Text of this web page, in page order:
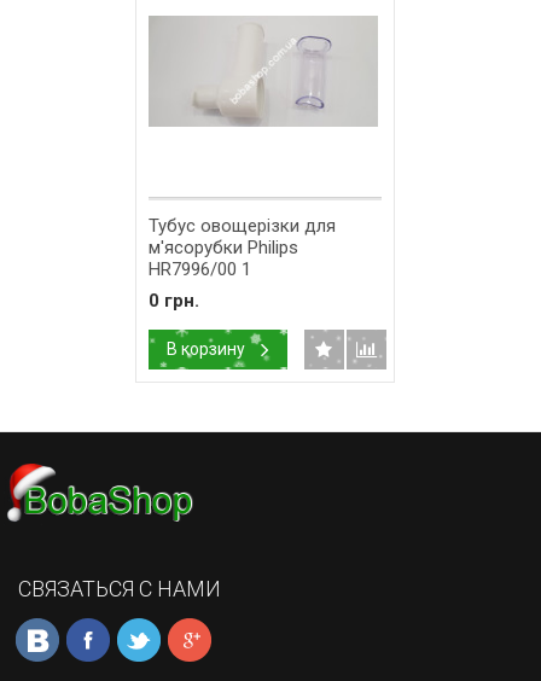
Тубус овощерізки для
м'ясорубки Philips
HR7996/00 1
0 грн.
В корзину
СВЯЗАТЬСЯ С НАМИ